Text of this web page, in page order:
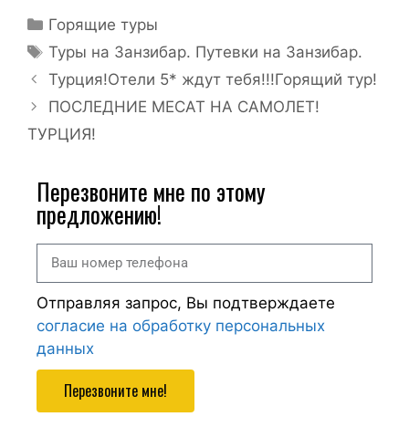
Горящие туры
Туры на Занзибар. Путевки на Занзибар.
Турция!Отели 5* ждут тебя!!!Горящий тур!
ПОСЛЕДНИЕ МЕСАТ НА САМОЛЕТ!
ТУРЦИЯ!
Перезвоните мне по этому
предложению!
Отправляя запрос, Вы подтверждаете
согласие на обработку персональных
данных
Перезвоните мне!